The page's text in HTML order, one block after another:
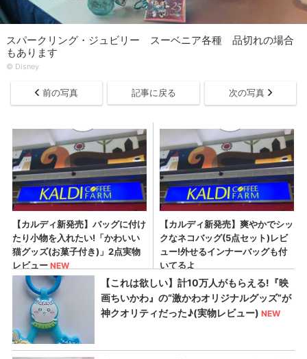
スパークリング・ジュビリー スーベニア各種 品切れの場合
もあります
© Disney
前の写真 記事に戻る 次の写真